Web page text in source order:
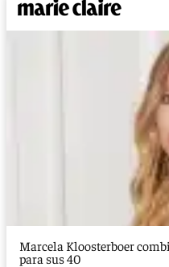
Marcela Kloosterboer
para sus 40